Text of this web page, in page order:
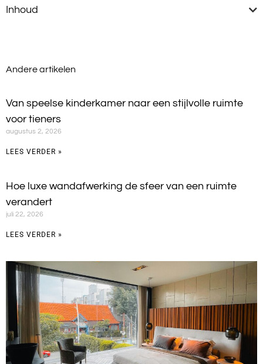
Inhoud
Andere artikelen
Van speelse kinderkamer naar een stijlvolle ruimte
voor tieners
augustus 2, 2026
LEES VERDER »
Hoe luxe wandafwerking de sfeer van een ruimte
verandert
juli 22, 2026
LEES VERDER »